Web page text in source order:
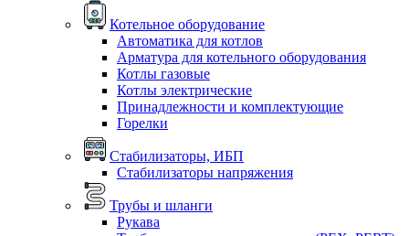
Котельное оборудование
Автоматика для котлов
Арматура для котельного оборудования
Котлы газовые
Котлы электрические
Принадлежности и комплектующие
Горелки
Стабилизаторы, ИБП
Стабилизаторы напряжения
Трубы и шланги
Рукава